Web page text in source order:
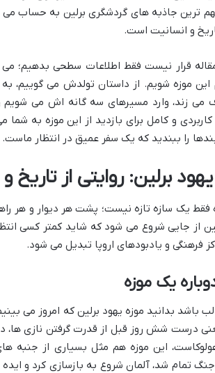
ترین جاذبه های گردشگری برلین به حساب می
و انسانیت است.
قرار نیست فقط اطلاعات سطحی بدهیم؛
این موزه شویم. از داستان تولدش می
می زند، وارد مسیرهای سه گانه اش می
کاربردی و کامل برای بازدید از این موزه به
را ببندید که یک سفر عمیق در انتظار ماست.
برلین: روایتی از تاریخ
فقط یک سازه تازه نیست؛ پشت هر دیوار و هر
از جایی شروع می شود که شاید کمتر کسی
فرهنگی و یادبودهای اروپا تبدیل می شود.
یک موزه
باشد بدانید موزه یهود برلین که امروز می
یعنی درست شش روز قبل از قدرت گرفتن نازی
این موزه هم مثل بسیاری از جنبه
تمام شد، آلمان شروع به بازسازی کرد و ایده